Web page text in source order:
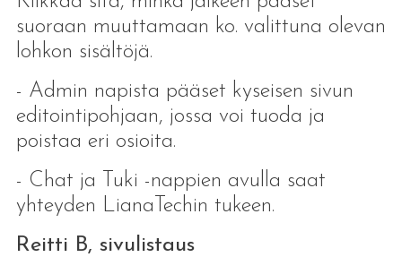
suoraan muuttamaan ko. valittuna olevan
lohkon sisältöjä.
- Admin napista pääset kyseisen sivun
editointipohjaan, jossa voi tuoda ja
poistaa eri osioita.
- Chat ja Tuki -nappien avulla saat
yhteyden LianaTechin tukeen.
Reitti B, sivulistaus